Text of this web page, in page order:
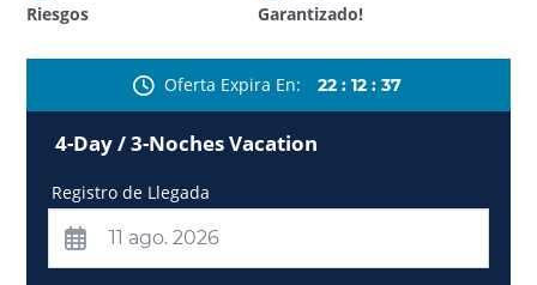
Riesgos
Garantizado!
Oferta Expira En 22 : 12 : 35
4-Day / 3-Noches Vacation
Registro de Llegada